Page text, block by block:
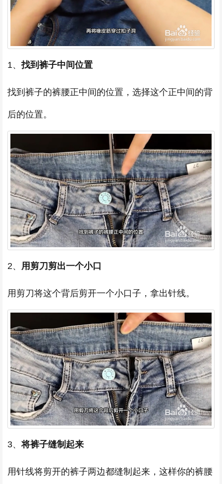
1、找到裤子中间位置
找到裤子的裤腰正中间的位置，选择这个正中间的背
后的位置。
2、 用剪刀剪出一个小口
用剪刀将这个背后剪开一个小口子，拿出针线。
3、 将裤子缝制起来
用针线将剪开的裤子两边都缝制起来，这样你的裤腰